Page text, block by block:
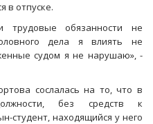
в отпуске.
обязанности не
дела я влиять не
судом я не нарушаю», -
сослалась на то, что в
без средств к
студент, находящийся у него